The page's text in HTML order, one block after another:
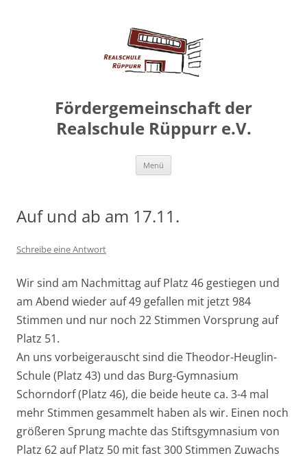
Fördergemeinschaft der
Realschule Rüppurr e.V.
Menü
Auf und ab am 17.11.
Schreibe eine Antwort
Wir sind am Nachmittag auf Platz 46 gestiegen und
am Abend wieder auf 49 gefallen mit jetzt 984
Stimmen und nur noch 22 Stimmen Vorsprung auf
Platz 51.
An uns vorbeigerauscht sind die Theodor-Heuglin-
Schule (Platz 43) und das Burg-Gymnasium
Schorndorf (Platz 46), die beide heute ca. 3-4 mal
mehr Stimmen gesammelt haben als wir. Einen noch
größeren Sprung machte das Stiftsgymnasium von
Platz 62 auf Platz 50 mit fast 300 Stimmen Zuwachs